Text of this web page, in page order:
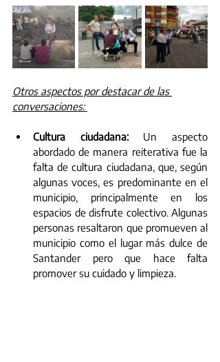
Otros aspectos por destacar de las
conversaciones:
Cultura ciudadana: Un aspecto
abordado de manera reiterativa fue la
falta de cultura ciudadana, que, según
algunas voces, es predominante en el
municipio, principalmente en los
espacios de disfrute colectivo. Algunas
personas resaltaron que promueven al
municipio como el lugar más dulce de
Santander pero que hace falta
promover su cuidado y limpieza.